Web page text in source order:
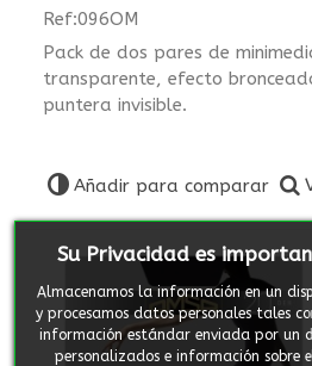
Su Privacidad es
Almacenamos la información en un
y procesamos datos personales tales
información estándar enviada por un
personalizados e información sobre
Ref:096OM
Pack de dos pares de
transparente, efecto
puntera invisible.
Añadir para comparar